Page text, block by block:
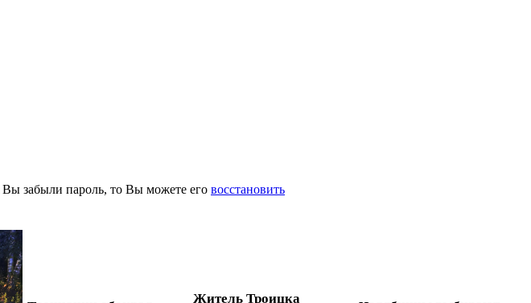
Вы забыли пароль, то Вы можете его восстановить
Житель Троицка